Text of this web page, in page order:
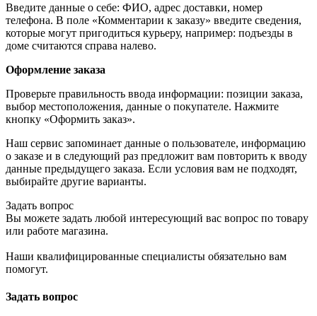
Введите данные о себе: ФИО, адрес доставки, номер
телефона. В поле «Комментарии к заказу» введите сведения,
которые могут пригодиться курьеру, например: подъезды в
доме считаются справа налево.
Оформление заказа
Проверьте правильность ввода информации: позиции заказа,
выбор местоположения, данные о покупателе. Нажмите
кнопку «Оформить заказ».
Наш сервис запоминает данные о пользователе, информацию
о заказе и в следующий раз предложит вам повторить к вводу
данные предыдущего заказа. Если условия вам не подходят,
выбирайте другие варианты.
Задать вопрос
Вы можете задать любой интересующий вас вопрос по товару
или работе магазина.
Наши квалифицированные специалисты обязательно вам
помогут.
Задать вопрос